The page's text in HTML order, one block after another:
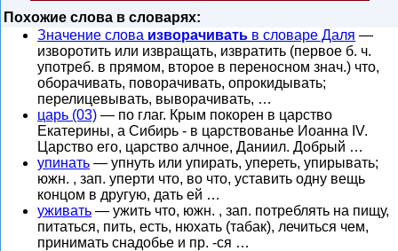
Похожие слова в словарях:
Значение слова изворачивать в словаре Даля —
изворотить или извращать, извратить (первое б. ч.
употреб. в прямом, второе в переносном знач.) что,
оборачивать, поворачивать, опрокидывать;
перелицевывать, выворачивать, …
царь (03) — по глаг. Крым покорен в царство
Екатерины, а Сибирь - в царствованье Иоанна IV.
Царство его, царство алчное, Даниил. Добрый …
упинать — упнуть или упирать, упереть, упирывать;
южн. , зап. уперти что, во что, уставить одну вещь
концом в другую, дать ей …
уживать — ужить что, южн. , зап. потреблять на пищу,
питаться, пить, есть, нюхать (табак), лечиться чем,
принимать снадобье и пр. -ся …